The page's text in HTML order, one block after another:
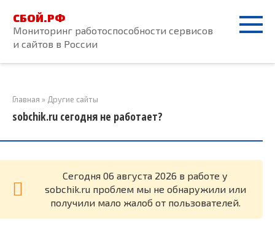
контенту
СБОЙ.РФ
Мониторинг работоспособности сервисов
и сайтов в России
Главная » Другие сайты
sobchik.ru сегодня не работает?
Cегодня 06 августа 2026 в работе у
sobchik.ru проблем мы не обнаружили или
получили мало жалоб от пользователей.